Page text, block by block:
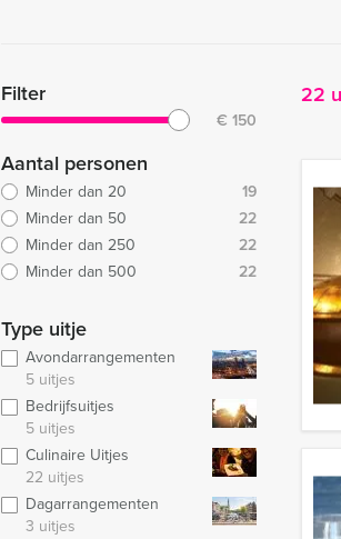
Filter
€ 150
Aantal personen
Minder dan 20
19
Minder dan 50
22
Minder dan 250
22
Minder dan 500
22
Type uitje
Avondarrangementen
5 uitjes
Bedrijfsuitjes
5 uitjes
Culinaire Uitjes
22 uitjes
Dagarrangementen
3 uitjes
22